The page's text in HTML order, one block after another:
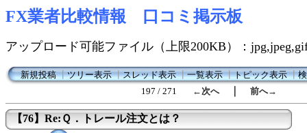
FX業者比較情報 口コミ掲示板
アップロード可能ファイル（上限200KB）：
新規投稿┃ツリー表示┃スレッド表示┃一覧表示┃トピック表示┃
197 / 271
←次へ｜ 前へ→
【76】Re:Ｑ．トレール注文とは？